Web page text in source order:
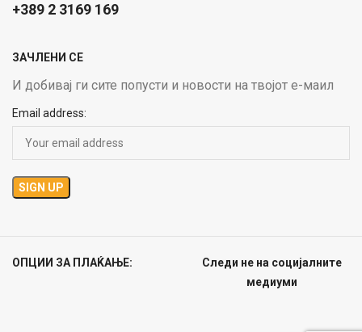
+389 2 3169 169
ЗАЧЛЕНИ СЕ
И добивај ги сите попусти и новости на твојот е-маил
Email address:
ОПЦИИ ЗА ПЛАЌАЊЕ:
Следи не на социјалните
медиуми